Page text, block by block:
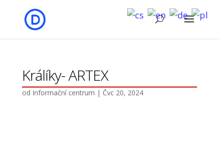
Králíky- ARTEX
od Informační centrum | Čvc 20, 2024